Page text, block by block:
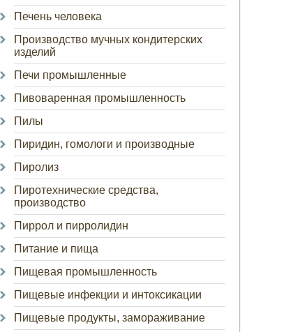
Печень человека
Производство мучных кондитерских
изделий
Печи промышленные
Пивоваренная промышленность
Пилы
Пиридин, гомологи и производные
Пиролиз
Пиротехнические средства,
производство
Пиррол и пирролидин
Питание и пища
Пищевая промышленность
Пищевые инфекции и интоксикации
Пищевые продукты, замораживание